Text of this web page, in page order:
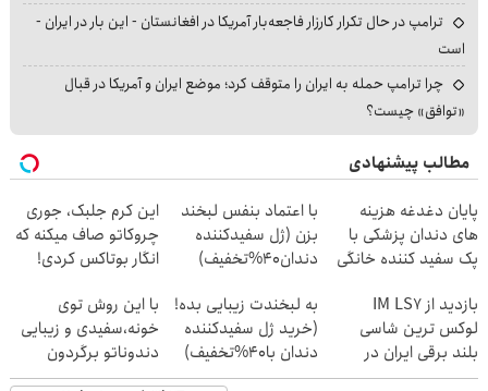
ترامپ در حال تکرار کارزار فاجعه‌بار آمریکا در افغانستان - این بار در ایران -
است
چرا ترامپ حمله به ایران را متوقف کرد؛ موضع ایران و آمریکا در قبال
«توافق» چیست؟
مطالب پیشنهادی
پایان دغدغه هزینه
های دندان پزشکی با
پک سفید کننده خانگی
با اعتماد بنفس لبخند
بزن (ژل سفیدکننده
دندان40%تخفیف)
این کرم جلبک، جوری
چروکاتو صاف میکنه که
انگار بوتاکس کردی!
بازدید از IM LS7
لوکس ترین شاسی
بلند برقی ایران در
باشگاه انقلاب
به لبخندت زیبایی بده!
(خرید ژل سفیدکننده
دندان با40%تخفیف)
با این روش توی
خونه،سفیدی و زیبایی
دندوناتو برگردون
(40%off)